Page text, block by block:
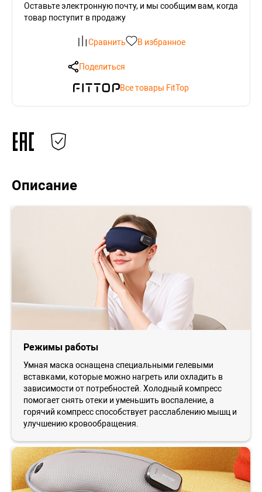
Оставьте электронную почту, и мы сообщим вам, когда
товар поступит в продажу
Сравнить В избранное
Поделиться
Все товары FitTop
Описание
Режимы работы
Умная маска оснащена специальными гелевыми
вставками, которые можно нагреть или охладить в
зависимости от потребностей. Холодный компресс
помогает снять отеки и уменьшить воспаление, а
горячий компресс способствует расслаблению мышц и
улучшению кровообращения.